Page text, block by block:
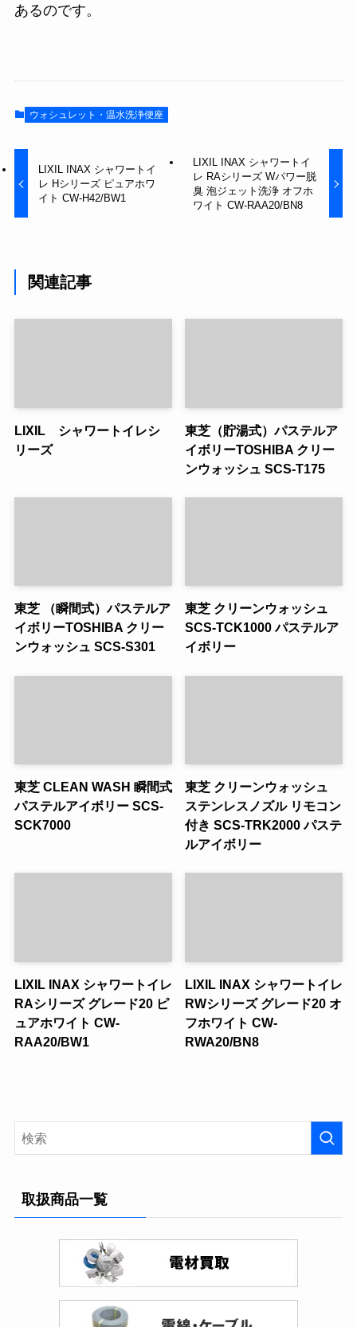
あるのです。
ウォシュレット・温水洗浄便座
LIXIL INAX シャワートイ
レ Hシリーズ ピュアホワ
イト CW-H42/BW1
LIXIL INAX シャワートイ
レ RAシリーズ Wパワー脱
臭 泡ジェット洗浄 オフホ
ワイト CW-RAA20/BN8
関連記事
LIXIL シャワートイレシ
リーズ
東芝（貯湯式）パステルア
イボリーTOSHIBA クリー
ンウォッシュ SCS-T175
東芝 （瞬間式）パステルア
イボリーTOSHIBA クリー
ンウォッシュ SCS-S301
東芝 クリーンウォッシュ
SCS-TCK1000 パステルア
イボリー
東芝 CLEAN WASH 瞬間式
パステルアイボリー SCS-
SCK7000
東芝 クリーンウォッシュ
ステンレスノズル リモコン
付き SCS-TRK2000 パステ
ルアイボリー
LIXIL INAX シャワートイレ
RAシリーズ グレード20 ピ
ュアホワイト CW-
RAA20/BW1
LIXIL INAX シャワートイレ
RWシリーズ グレード20 オ
フホワイト CW-
RWA20/BN8
取扱商品一覧